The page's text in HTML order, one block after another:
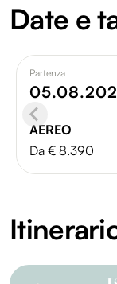
Date e
Partenza
AEREO
Da € 8.390